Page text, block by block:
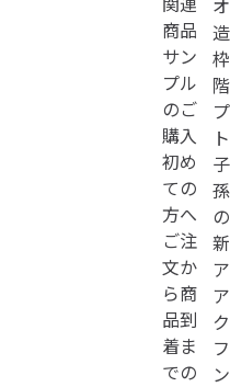
商品
サン
プル
のご
購入
初め
ての
方へ
ご注
文か
ら商
品到
着ま
での